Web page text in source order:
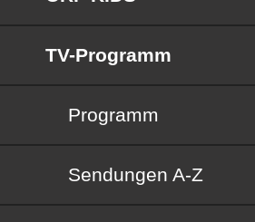
TV-Programm
Programm
Sendungen von A bis
Sendungen A-Z